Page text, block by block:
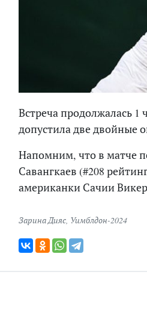
Встреча продолжалась 1
допустила две двойные
Напомним, что в матче
Савангкаев (#208
американки Сачии
Зарина Дияс Уимблдон-2024